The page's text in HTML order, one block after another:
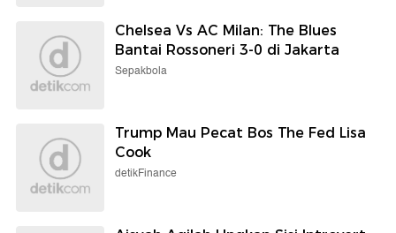
Chelsea Vs AC Milan: The Blues
Bantai Rossoneri 3-0 di Jakarta
Sepakbola
Trump Mau Pecat Bos The Fed Lisa
Cook
detikFinance